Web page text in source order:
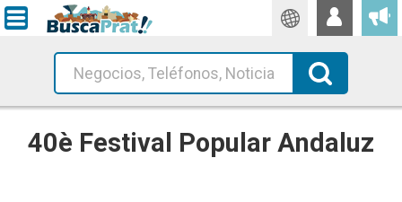
Traductor
Busca!
40è Festival Popular Andaluz